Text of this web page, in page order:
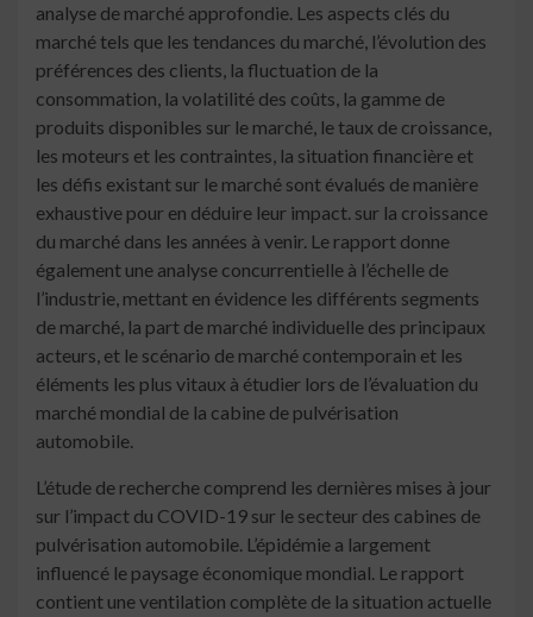
analyse de marché approfondie. Les aspects clés du
marché tels que les tendances du marché, l’évolution des
préférences des clients, la fluctuation de la
consommation, la volatilité des coûts, la gamme de
produits disponibles sur le marché, le taux de croissance,
les moteurs et les contraintes, la situation financière et
les défis existant sur le marché sont évalués de manière
exhaustive pour en déduire leur impact. sur la croissance
du marché dans les années à venir. Le rapport donne
également une analyse concurrentielle à l’échelle de
l’industrie, mettant en évidence les différents segments
de marché, la part de marché individuelle des principaux
acteurs, et le scénario de marché contemporain et les
éléments les plus vitaux à étudier lors de l’évaluation du
marché mondial de la cabine de pulvérisation
automobile.
L’étude de recherche comprend les dernières mises à jour
sur l’impact du COVID-19 sur le secteur des cabines de
pulvérisation automobile. L’épidémie a largement
influencé le paysage économique mondial. Le rapport
contient une ventilation complète de la situation actuelle